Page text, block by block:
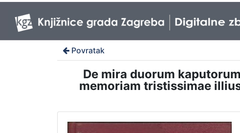
Povratak
De mira duorum
memoriam tristissimae